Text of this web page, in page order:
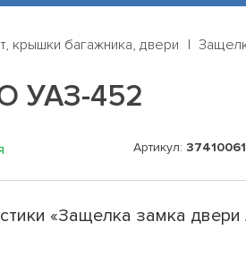
крышки багажника, двери
УАЗ-452
Артикул:
«Защелка замка